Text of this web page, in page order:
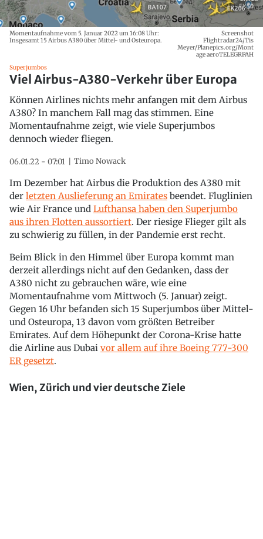
Momentaufnahme vom 5. Januar 2022 um 16:08 Uhr:
Insgesamt 15 Airbus A380 über Mittel- und Osteuropa.
Screenshot
Flightradar24/Tis
Meyer/Planepics.org/Mont
age aeroTELEGRPAH
Superjumbos
Viel Airbus-A380-Verkehr über Europa
Können Airlines nichts mehr anfangen mit dem Airbus
A380? In manchem Fall mag das stimmen. Eine
Momentaufnahme zeigt, wie viele Superjumbos
dennoch wieder fliegen.
06.01.22 - 07:01 Timo Nowack
Im Dezember hat Airbus die Produktion des A380 mit
der letzten Auslieferung an Emirates beendet. Fluglinien
wie Air France und Lufthansa haben den Superjumbo
aus ihren Flotten aussortiert. Der riesige Flieger gilt als
zu schwierig zu füllen, in der Pandemie erst recht.
Beim Blick in den Himmel über Europa kommt man
derzeit allerdings nicht auf den Gedanken, dass der
A380 nicht zu gebrauchen wäre, wie eine
Momentaufnahme vom Mittwoch (5. Januar) zeigt.
Gegen 16 Uhr befanden sich 15 Superjumbos über Mittel-
und Osteuropa, 13 davon vom größten Betreiber
Emirates. Auf dem Höhepunkt der Corona-Krise hatte
die Airline aus Dubai vor allem auf ihre Boeing 777-300
ER gesetzt.
Wien, Zürich und vier deutsche Ziele